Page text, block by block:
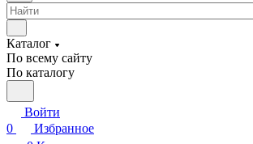
Каталог
По всему сайту
По каталогу
Войти
0
Избранное